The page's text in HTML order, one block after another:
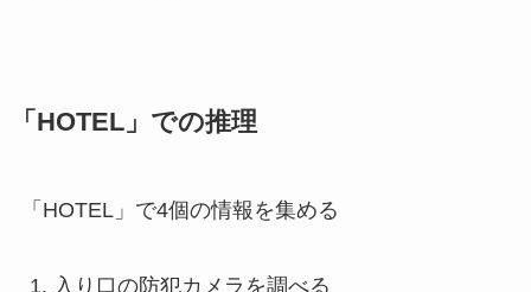
「HOTEL」での推理
「HOTEL」で4個の情報を集める
入り口の防犯カメラを調べる